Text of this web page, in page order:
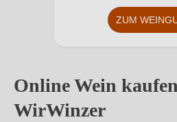
ZUM
Online Wein
WirWinzer